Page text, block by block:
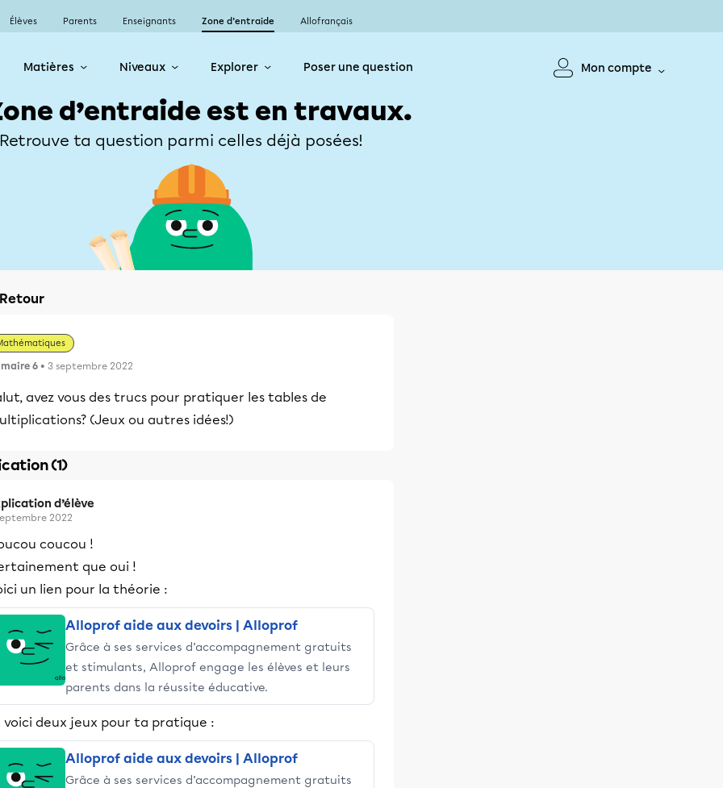
Élèves Parents Enseignants Zone d’entraide Allofrançais
Matières Niveaux Explorer Poser une question Mon compte
d’entraide est en travaux.
ta question parmi celles déjà posées!
Retour
6 • 3 septembre 2022
avez vous des trucs pour pratiquer les tables de
(Jeux ou autres idées!)
(1)
d’élève
2022
coucou !
que oui !
un lien pour la théorie :
Alloprof aide aux devoirs | Alloprof
Grâce à ses services d’accompagnement gratuits
et stimulants, Alloprof engage les élèves et leurs
parents dans la réussite éducative.
voici deux jeux pour ta pratique :
Alloprof aide aux devoirs | Alloprof
Grâce à ses services d’accompagnement gratuits